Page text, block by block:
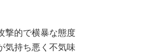
撃的で横暴な態度
気持ち悪く不気味